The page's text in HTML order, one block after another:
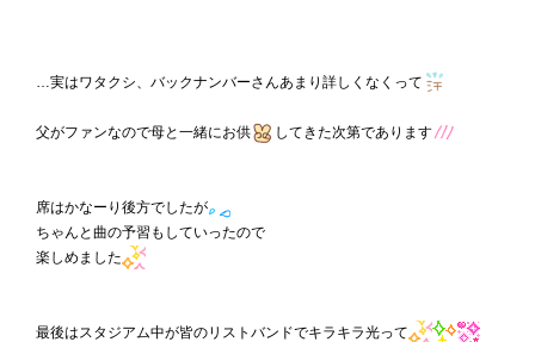
…実はワタクシ、バックナンバーさんあまり詳しくなくって
父がファンなので母と一緒にお供 してきた次第であります
席はかなーり後方でしたが
ちゃんと曲の予習もしていったので
楽しめました
最後はスタジアム中が皆のリストバンドでキラキラ光って